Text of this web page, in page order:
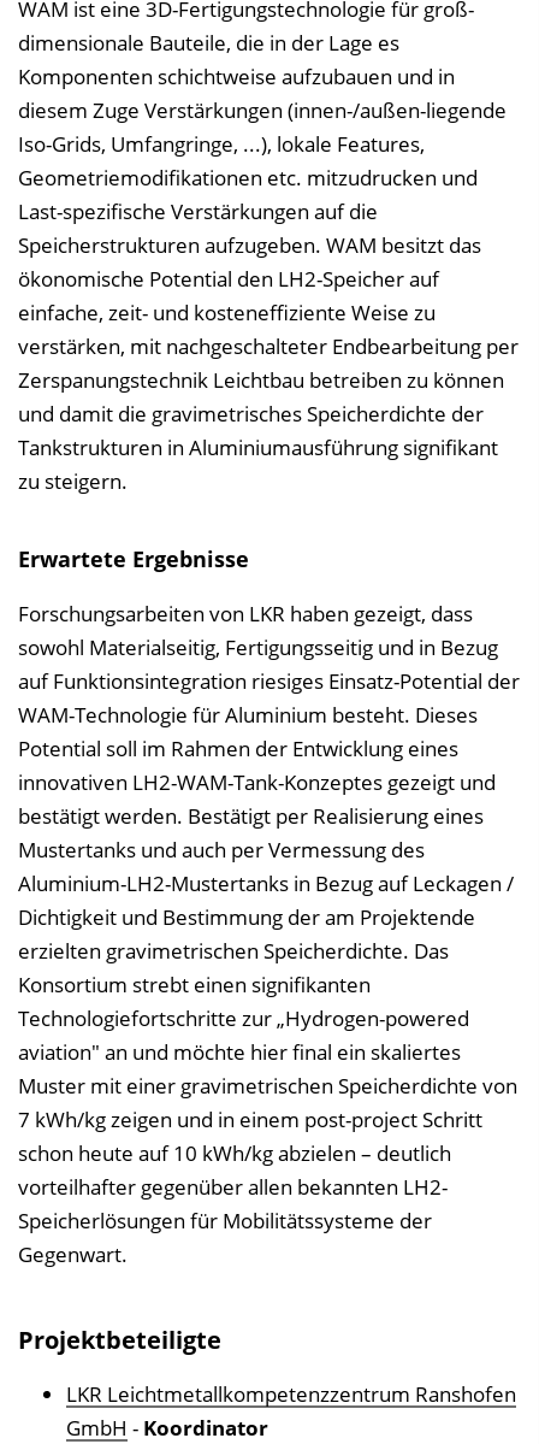
WAM ist eine 3D-Fertigungstechnologie für groß-
dimensionale Bauteile, die in der Lage es
Komponenten schichtweise aufzubauen und in
diesem Zuge Verstärkungen (innen-/außen-liegende
Iso-Grids, Umfangringe, ...), lokale Features,
Geometriemodifikationen etc. mitzudrucken und
Last-spezifische Verstärkungen auf die
Speicherstrukturen aufzugeben. WAM besitzt das
ökonomische Potential den LH2-Speicher auf
einfache, zeit- und kosteneffiziente Weise zu
verstärken, mit nachgeschalteter Endbearbeitung per
Zerspanungstechnik Leichtbau betreiben zu können
und damit die gravimetrisches Speicherdichte der
Tankstrukturen in Aluminiumausführung signifikant
zu steigern.
Erwartete Ergebnisse
Forschungsarbeiten von LKR haben gezeigt, dass
sowohl Materialseitig, Fertigungsseitig und in Bezug
auf Funktionsintegration riesiges Einsatz-Potential der
WAM-Technologie für Aluminium besteht. Dieses
Potential soll im Rahmen der Entwicklung eines
innovativen LH2-WAM-Tank-Konzeptes gezeigt und
bestätigt werden. Bestätigt per Realisierung eines
Mustertanks und auch per Vermessung des
Aluminium-LH2-Mustertanks in Bezug auf Leckagen /
Dichtigkeit und Bestimmung der am Projektende
erzielten gravimetrischen Speicherdichte. Das
Konsortium strebt einen signifikanten
Technologiefortschritte zur „Hydrogen-powered
aviation" an und möchte hier final ein skaliertes
Muster mit einer gravimetrischen Speicherdichte von
7 kWh/kg zeigen und in einem post-project Schritt
schon heute auf 10 kWh/kg abzielen – deutlich
vorteilhafter gegenüber allen bekannten LH2-
Speicherlösungen für Mobilitätssysteme der
Gegenwart.
Projektbeteiligte
LKR Leichtmetallkompetenzzentrum Ranshofen
GmbH - Koordinator